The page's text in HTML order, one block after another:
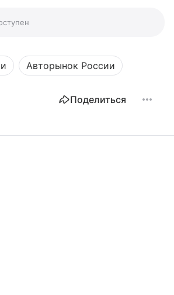
Авторынок России
Поделиться